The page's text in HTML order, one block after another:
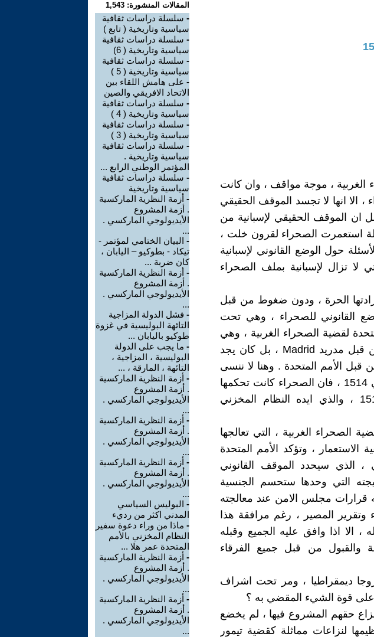
الغربية ، موجة مواقف ، وان كانت
، الا انها لا تجسد الموقف الحقيقي
ان الموقف الحقيقي لإسبانية من
استعمرت الصحراء لقرون خلت ،
حول الوضع القانوني لإسبانية
لا تزال لإسبانية بملف الصحراء
الحرة ، ودون ضغوط من قبل
القانوني للصحراء ، وهي تحت
لقضية الصحراء الغربية ، وهي
تحت سلطة اسبانية ، لم يكن يجد معارضة من قبل مدريد Madrid ، بل كان يجد
الأمم المتحدة . وهنا لا ننسى
ان الأمم المتحدة عندما أصدرت القرار التاريخي 1514 ، فان الصحراء كانت تحكمها
اسبانية ، ولم تجد حرجا في نص القرار 1514 ، والذي ايده النظام المخزني
الصحراء الغربية ، التي تعالجها
الاستعمار ، وتؤكد الأمم المتحدة
، الذي سيحدد الموقف القانوني
التي وحدها ستحسم الجنسية
قرارات مجلس الامن عند معالجته
وتقرير المصير ، رغم مرافقة هذا
اذا وافق عليه الجميع وقبله
والقبول من قبل جميع الفرقاء
ديمقراطيا ، ومر تحت اشراف
على قوة الشيء المقضي به ؟
حقهم المشروع فيها ، لم يخضع
لنزاعات مماثلة كقضية تيمور
المقالات المنشورة: 1,543
- سلسلة دراسات ثقافية
سياسية وتاريخية ( تابع )
- سلسلة دراسات ثقافية
سياسية وتاريخية ( 6)
- سلسلة دراسات ثقافية
سياسية وتاريخية ( 5 )
- على هامش اللقاء بين
الاتحاد الافريقي والصين
- سلسلة دراسات ثقافية
سياسية وتاريخية ( 4 )
- سلسلة دراسات ثقافية
سياسية وتاريخية ( 3 )
- سلسلة دراسات ثقافية
سياسية وتاريخية .
المؤتمر الوطني الرابع ...
- سلسلة دراسات ثقافية
سياسية وتاريخية
- أزمة النظرية الماركسية
. أزمة المشروع
الأيديولوجي الماركسي .
...
- البيان الختامي لمؤتمر -
تيكاد - بطوكيو – اليابان ،
كان ضربة ...
- أزمة النظرية الماركسية
. أزمة المشروع
الأيديولوجي الماركسي .
...
- فشل الدولة المزاجية
التائهة البوليسية في غزوة
طوكيو باليابان ...
- ما يجب على الدولة
البوليسية ، المزاجية ،
التائهة ، المارقة ، ...
- أزمة النظرية الماركسية
. أزمة المشروع
الأيديولوجي الماركسي .
...
- أزمة النظرية الماركسية
. أزمة المشروع
الأيديولوجي الماركسي .
...
- أزمة النظرية الماركسية
. أزمة المشروع
الأيديولوجي الماركسي .
...
- البوليس السياسي
المدني اكثر من رديء
- ماذا من وراء دعوة سفير
النظام المخزني بالأمم
المتحدة عمر هلا ...
- أزمة النظرية الماركسية
. أزمة المشروع
الأيديولوجي الماركسي .
...
- أزمة النظرية الماركسية
. أزمة المشروع
الأيديولوجي الماركسي .
...